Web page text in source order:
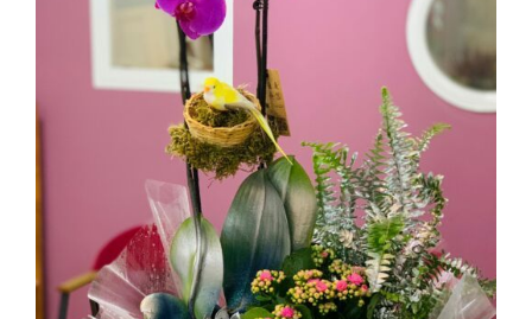
AÑADIR AL CARRITO
/